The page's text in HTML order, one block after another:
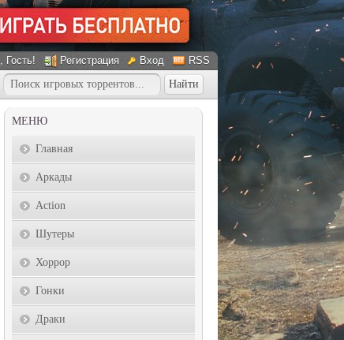
, Гость! Регистрация Вход RSS
МЕНЮ
Главная
Аркады
Action
Шутеры
Хоррор
Гонки
Драки